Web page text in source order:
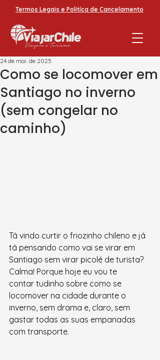
Termos Legais e Politíca de Cancelamento
Como se locomover em
Santiago no inverno
(sem congelar no
caminho)
24 de mai. de 2025
Tá vindo curtir o friozinho chileno e já
tá pensando como vai se virar em
Santiago sem virar picolé de turista?
Calma! Porque hoje eu vou te
contar tudinho sobre como se
locomover na cidade durante o
inverno, sem drama e, claro, sem
gastar todas as suas empanadas
com transporte.